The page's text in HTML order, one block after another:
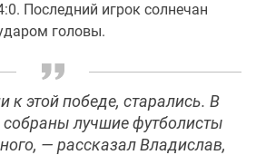
Последний игрок солнечан
головы.
этой победе, старались. В
лучшие футболисты
— рассказал Владислав,